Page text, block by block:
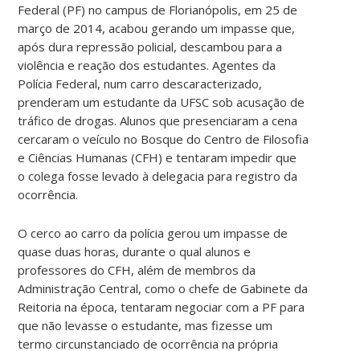
Federal (PF) no campus de Florianópolis, em 25 de
março de 2014, acabou gerando um impasse que,
após dura repressão policial, descambou para a
violência e reação dos estudantes. Agentes da
Polícia Federal, num carro descaracterizado,
prenderam um estudante da UFSC sob acusação de
tráfico de drogas. Alunos que presenciaram a cena
cercaram o veículo no Bosque do Centro de Filosofia
e Ciências Humanas (CFH) e tentaram impedir que
o colega fosse levado à delegacia para registro da
ocorrência.
O cerco ao carro da polícia gerou um impasse de
quase duas horas, durante o qual alunos e
professores do CFH, além de membros da
Administração Central, como o chefe de Gabinete da
Reitoria na época, tentaram negociar com a PF para
que não levasse o estudante, mas fizesse um
termo circunstanciado de ocorrência na própria